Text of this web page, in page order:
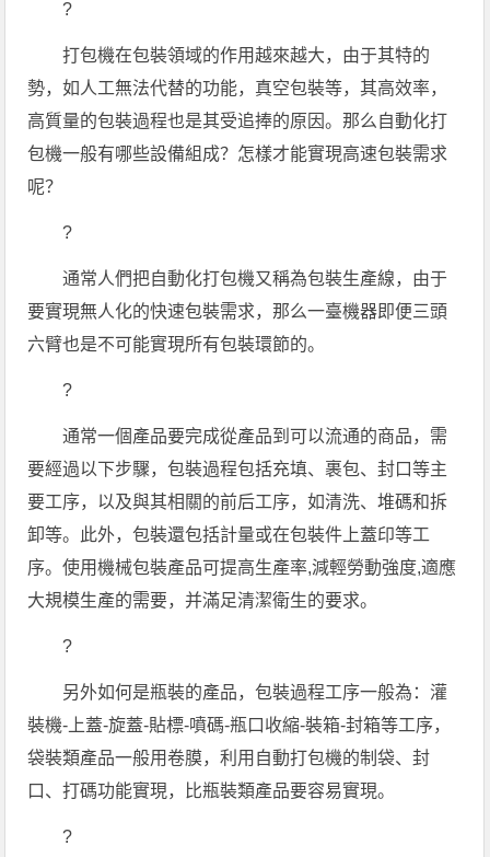
?
打包機在包裝領域的作用越來越大，由于其特的
勢，如人工無法代替的功能，真空包裝等，其高效率，
高質量的包裝過程也是其受追捧的原因。那么自動化打
包機一般有哪些設備組成？怎樣才能實現高速包裝需求
呢？
?
通常人們把自動化打包機又稱為包裝生產線，由于
要實現無人化的快速包裝需求，那么一臺機器即便三頭
六臂也是不可能實現所有包裝環節的。
?
通常一個產品要完成從產品到可以流通的商品，需
要經過以下步驟，包裝過程包括充填、裹包、封口等主
要工序，以及與其相關的前后工序，如清洗、堆碼和拆
卸等。此外，包裝還包括計量或在包裝件上蓋印等工
序。使用機械包裝產品可提高生產率,減輕勞動強度,適應
大規模生產的需要，并滿足清潔衛生的要求。
?
另外如何是瓶裝的產品，包裝過程工序一般為：灌
裝機-上蓋-旋蓋-貼標-噴碼-瓶口收縮-裝箱-封箱等工序，
袋裝類產品一般用卷膜，利用自動打包機的制袋、封
口、打碼功能實現，比瓶裝類產品要容易實現。
?